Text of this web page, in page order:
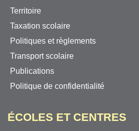
Territoire
Taxation scolaire
Politiques et règlements
Transport scolaire
Publications
Politique de confidentialité
ÉCOLES ET CENTRES